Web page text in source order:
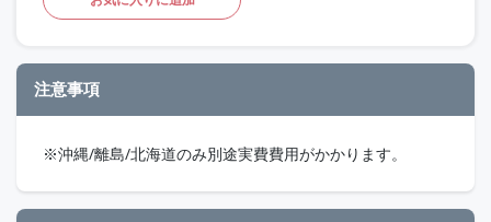
注意事項
※沖縄/離島/北海道のみ別途実費費用がかかります。